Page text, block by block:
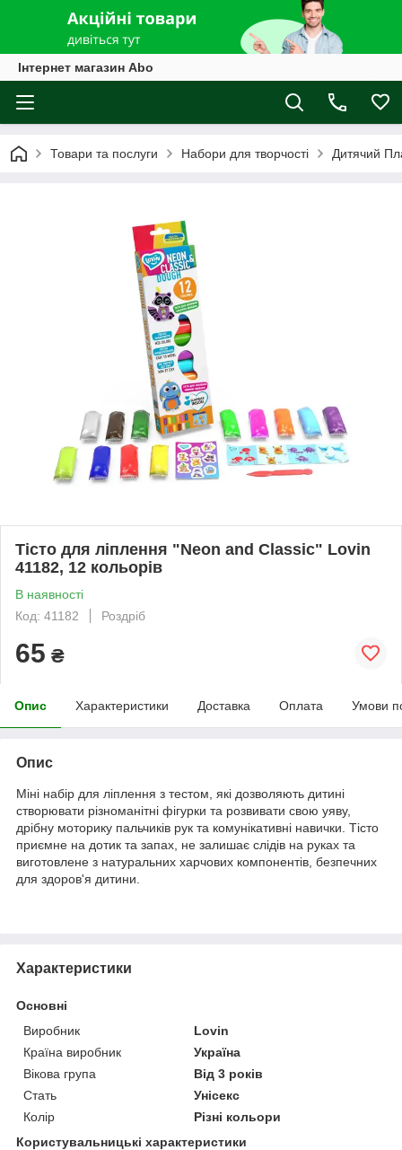
Інтернет магазин Abo
Товари та послуги Набори для творчості Дитячий
Тісто для ліплення "Neon and Classic" Lovin
41182, 12 кольорів
В наявності
Код: 41182
Роздріб
65 ₴
Опис Характеристики Доставка Оплата Умови
Опис
Міні набір для ліплення з тестом, які дозволяють дитині
створювати різноманітні фігурки та розвивати свою уяву,
дрібну моторику пальчиків рук та комунікативні навички. Тісто
приємне на дотик та запах, не залишає слідів на руках та
виготовлене з натуральних харчових компонентів, безпечних
для здоров'я дитини.
Характеристики
Основні
Виробник
Lovin
Країна виробник
Україна
Вікова група
Від 3 років
Стать
Унісекс
Колір
Різні кольори
Користувальницькі характеристики